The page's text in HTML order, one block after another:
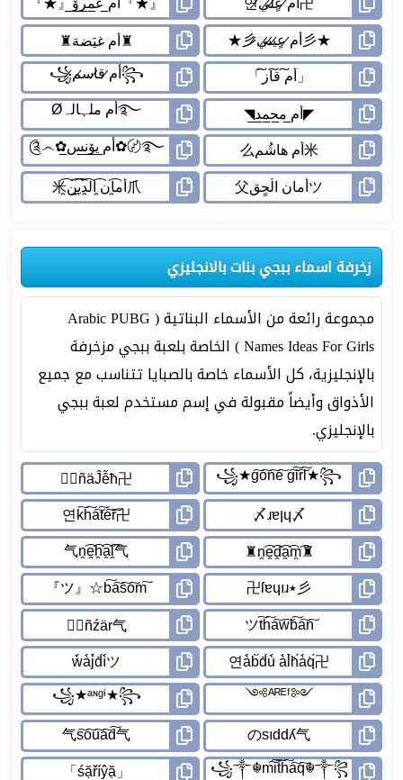
زخرفة اسماء ببجي بنات بالانجليزي
مجموعة رائعة من الأسماء البناتية ( Arabic PUBG
Names Ideas For Girls ) الخاصة بلعبة ببجي مزخرفة
بالإنجليزية، كل الأسماء خاصة بالصبايا تتناسب مع جميع
الأذواق وأيضاً مقبولة في إسم مستخدم لعبة ببجي
بالإنجليزي.